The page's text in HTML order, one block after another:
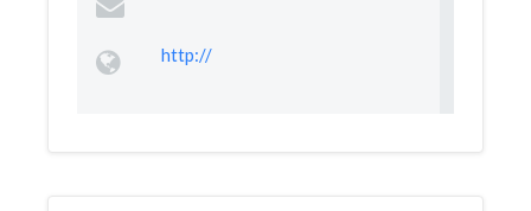
http://